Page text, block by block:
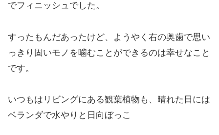
でフィニッシュでした。
すったもんだあったけど、ようやく右の奥歯で思い
っきり固いモノを噛むことができるのは幸せなこと
です。
いつもはリビングにある観葉植物も、晴れた日には
ベランダで水やりと日向ぼっこ